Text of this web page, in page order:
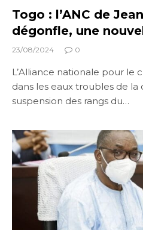
Togo : l’ANC de
dégonfle, une
23/08/2024 0
L’Alliance nationale pour le
dans les eaux troubles de la
suspension des rangs du…